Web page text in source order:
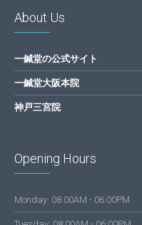
About Us
一鍼堂の公式サイト
一鍼堂大阪本院
神戸三宮院
Opening Hours
Monday: 08:00AM - 06:00PM